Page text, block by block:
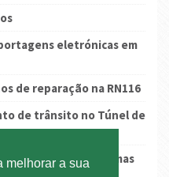
melhorar a sua
eletrónicas em
de reparação na RN116
de trânsito no Túnel de
restrições em algumas